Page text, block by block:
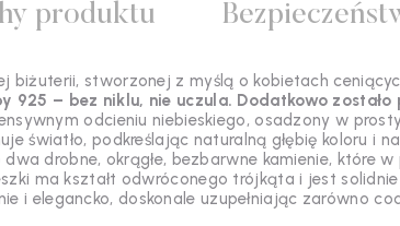
produktu
biżuterii, stworzonej z myślą o kobietach
925 – bez niklu, nie uczula. Dodatkowo
odcieniu niebieskiego, osadzony w
światło, podkreślając naturalną głębię koloru i
drobne, okrągłe, bezbarwne kamienie, które
ma kształt odwróconego trójkąta i jest
i elegancko, doskonale uzupełniając zarówno